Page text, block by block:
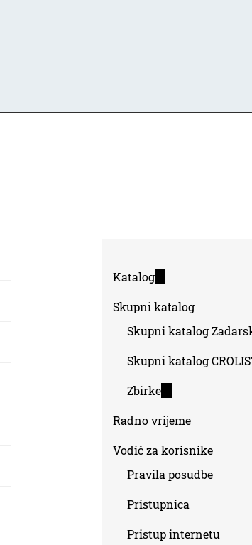
Katalog(link
external)
Skupni katalog
Skupni katalog
Skupni katalog
Zbirke(link
external)
Radno vrijeme
Vodič za korisnike
Pravila posudbe
Pristupnica
Pristup internetu